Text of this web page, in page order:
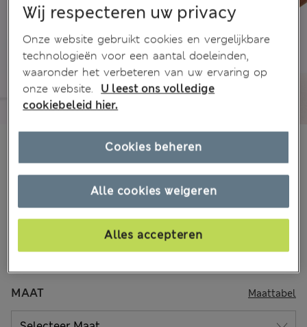
6 Beoordelingen
Alle prijzen zijn inclusief btw en invoerrechten
Zwart Mix
Uitverkocht
MAAT Maattabel
Wij respecteren uw privacy
Onze website gebruikt cookies en vergelijkbare
technologieën voor een aantal doeleinden,
waaronder het verbeteren van uw ervaring op
onze website.
U leest ons volledige
cookiebeleid hier.
Alle cookies weigeren
Alles accepteren
Cookies beheren